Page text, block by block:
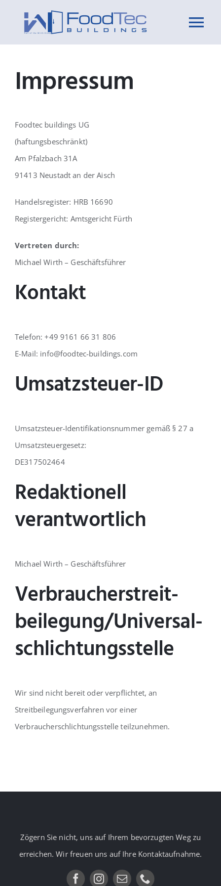
Insights
Leistungen
Über uns
Projekte
Impressum
Foodtec buildings UG
(haftungsbeschränkt)
Am Pfalzbach 31A
91413 Neustadt an der Aisch
Handelsregister: HRB 16690
Registergericht: Amtsgericht Fürth
Vertreten durch:
Michael Wirth – Geschäftsführer
Kontakt
Telefon: +49 9161 66 31 806
E-Mail: info@foodtec-buildings.com
Umsatzsteuer-ID
Umsatzsteuer-Identifikationsnummer gemäß § 27 a
Umsatzsteuergesetz:
DE317502464
Redaktionell
verantwortlich
Michael Wirth – Geschäftsführer
Verbraucher­streit­
beilegung/Universal­
schlichtungs­stelle
Wir sind nicht bereit oder verpflichtet, an
Streitbeilegungsverfahren vor einer
Verbraucherschlichtungsstelle teilzunehmen.
Zögern Sie nicht, uns auf Ihrem bevorzugten Weg zu
erreichen. Wir freuen uns auf Ihre Kontaktaufnahme.